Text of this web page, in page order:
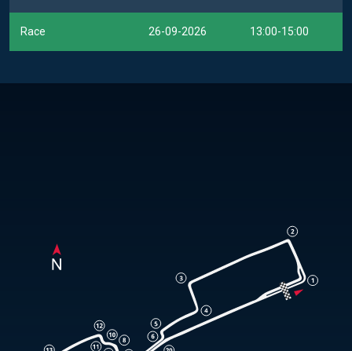
Race 26-09-2026 13:00-15:00